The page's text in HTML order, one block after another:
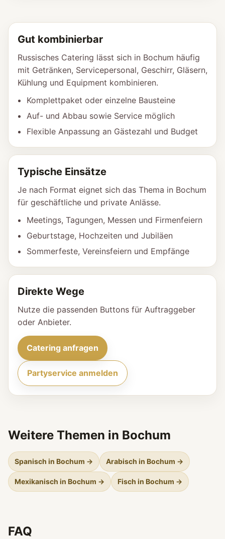
Gut kombinierbar
Russisches Catering lässt sich in Bochum häufig
mit Getränken, Servicepersonal, Geschirr, Gläsern,
Kühlung und Equipment kombinieren.
Komplettpaket oder einzelne Bausteine
Auf- und Abbau sowie Service möglich
Flexible Anpassung an Gästezahl und Budget
Typische Einsätze
Je nach Format eignet sich das Thema in Bochum
für geschäftliche und private Anlässe.
Meetings, Tagungen, Messen und Firmenfeiern
Geburtstage, Hochzeiten und Jubiläen
Sommerfeste, Vereinsfeiern und Empfänge
Direkte Wege
Nutze die passenden Buttons für Auftraggeber
oder Anbieter.
Catering anfragen
Partyservice anmelden
Weitere Themen in Bochum
Spanisch in Bochum → Arabisch in Bochum →
Mexikanisch in Bochum → Fisch in Bochum →
FAQ